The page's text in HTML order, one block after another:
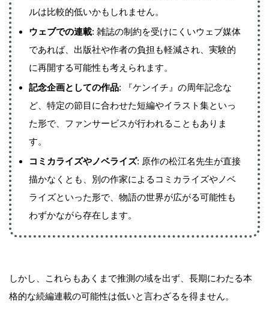
ルは比較的低いかもしれません。
ウェブでの連載: 雑誌の制約を受けにくいウェブ媒体
であれば、出版社や作者の負担も軽減され、実験的
に再開する可能性も考えられます。
記念企画としての作品: 『ケンイチ』の周年記念な
ど、特定の節目に合わせた短編やイラスト集といっ
た形で、ファンサービスが行われることもありま
す。
コミカライズやノベライズ: 原作の松江名先生が直接
描かなくとも、別の作家によるコミカライズやノベ
ライズといった形で、物語の世界が広がる可能性も
わずかながら存在します。
しかし、これらもあくまで推測の域を出ず、長期にわたる本
格的な続編連載の可能性は低いと言わざるを得ません。